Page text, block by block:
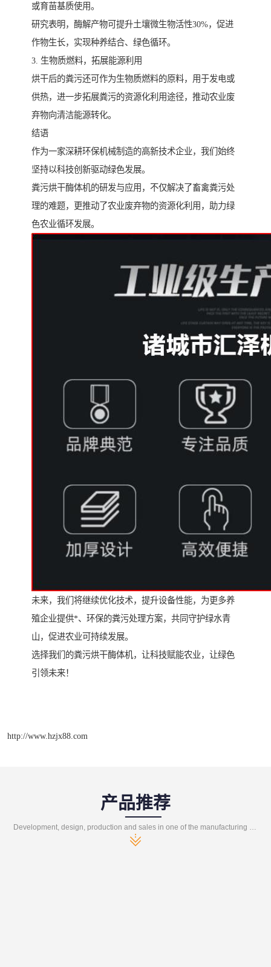
或育苗基质使用。
研究表明，酶解产物可提升土壤微生物活性30%，促进
作物生长，实现种养结合、绿色循环。
3. 生物质燃料，拓展能源利用
烘干后的粪污还可作为生物质燃料的原料，用于发电或
供热，进一步拓展粪污的资源化利用途径，推动农业废
弃物向清洁能源转化。
结语
作为一家深耕环保机械制造的高新技术企业，我们始终
坚持以科技创新驱动绿色发展。
粪污烘干酶体机的研发与应用，不仅解决了畜禽粪污处
理的难题，更推动了农业废弃物的资源化利用，助力绿
色农业循环发展。
未来，我们将继续优化技术，提升设备性能，为更多养
殖企业提供*、环保的粪污处理方案，共同守护绿水青
山，促进农业可持续发展。
选择我们的粪污烘干酶体机，让科技赋能农业，让绿色
引领未来！
http://www.hzjx88.com
产品推荐
Development, design, production and sales in one of the manufacturing enterprises